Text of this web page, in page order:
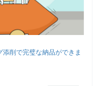
添削で完璧な納品ができま